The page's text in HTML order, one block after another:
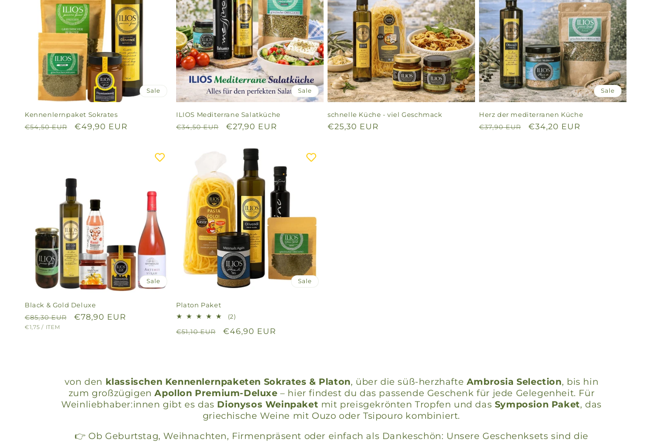
Sale
Kennenlernpaket Sokrates
Normaler
€54,50 EUR Verkaufspreis
€49,90 EUR
Sale
ILIOS Mediterrane Salatküche
Normaler
€34,50 EUR Verkaufspreis
€27,90 EUR
schnelle Küche - viel Geschmack
Normaler
€25,30 EUR
Sale
Herz der mediterranen Küche
Normaler
€37,90 EUR Verkaufspreis
€34,20 EUR
Sale
Black & Gold Deluxe
Normaler
Preis
€85,30 EUR Verkaufspreis
€78,90 EUR
GRUNDPREIS
€1,75 / PRO
ITEM
Sale
Platon Paket
(2)
insgesamt
Normaler
€51,10 EUR Verkaufspreis
€46,90 EUR
von den klassischen Kennenlernpaketen Sokrates & Platon, über die süß-herzhafte Ambrosia Selection, bis hin
zum großzügigenApollon Premium-Deluxe – hier findest du das passende Geschenk für jede Gelegenheit. Für
Weinliebhaber:innen gibt es das Dionysos Weinpaket mit preisgekrönten Tropfen und das Symposion Paket, das
griechische Weine mit Ouzo oder Tsipouro kombiniert.
👉 Ob Geburtstag, Weihnachten, Firmenpräsent oder einfach als Dankeschön: Unsere Geschenksets sind die